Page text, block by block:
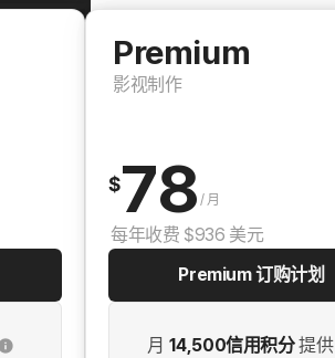
Premium
影视制作
$78 / 月
每年收费 $936 美元
Premium 订购计划
月 14,500信用积分提供